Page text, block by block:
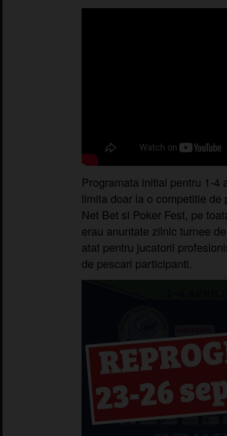
Programata initial pentru 1-4
limita doar la o competitie
Net Bet si Poker Fest, pe
erau anuntate zilnic turnee
atat pentru jucatorii
de pescari participanti.